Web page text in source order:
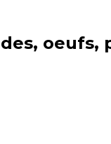
oeufs,